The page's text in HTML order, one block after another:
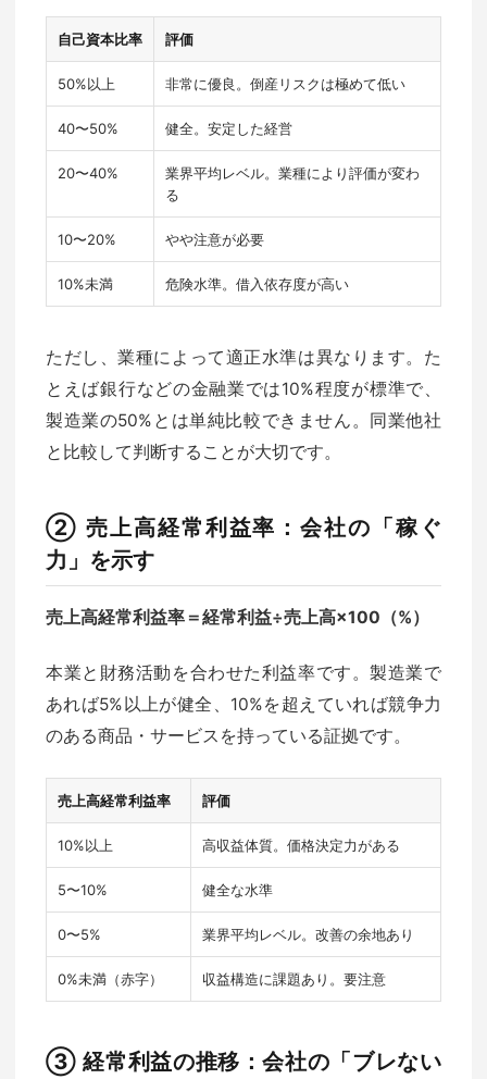
自己資本比率 評価
50%以上 非常に優良。倒産リスクは極めて低い
40〜50% 健全。安定した経営
20〜40%
業界平均レベル。業種により評価が変わ
る
10〜20% やや注意が必要
10%未満 危険水準。借入依存度が高い
ただし、業種によって適正水準は異なります。た
とえば銀行などの金融業では10%程度が標準で、
製造業の50%とは単純比較できません。同業他社
と比較して判断することが大切です。
② 売上高経常利益率：会社の「稼ぐ
力」を示す
売上高経常利益率＝経常利益÷売上高×100（%）
本業と財務活動を合わせた利益率です。製造業で
あれば5%以上が健全、10%を超えていれば競争力
のある商品・サービスを持っている証拠です。
売上高経常利益率 評価
10%以上 高収益体質。価格決定力がある
5〜10% 健全な水準
0〜5% 業界平均レベル。改善の余地あり
0%未満（赤字） 収益構造に課題あり。要注意
③ 経常利益の推移：会社の「ブレない